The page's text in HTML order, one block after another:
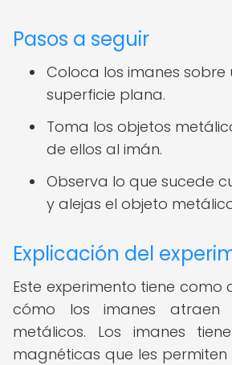
Pasos a seguir
Coloca los imanes sobre
superficie plana.
Toma los objetos
de ellos al imán.
Observa lo que sucede
y alejas el objeto
Explicación del
Este experimento tiene como
cómo los imanes
metálicos. Los imanes
magnéticas que les